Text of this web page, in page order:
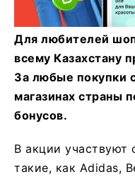
Для любителей
всему Казахстану
За любые покупки
магазинах страны
бонусов.
В акции участвуют
такие, как Adidas,